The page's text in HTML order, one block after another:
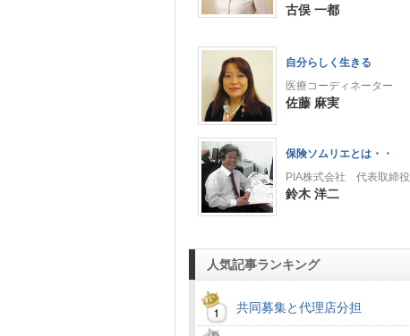
古俣 一都
自分らしく生きる
医療コーディネーター
佐藤 麻実
保険ソムリエとは・・
PIA株式会社 代表取締役
鈴木 洋二
人気記事ランキング
共同募集と代理店分担